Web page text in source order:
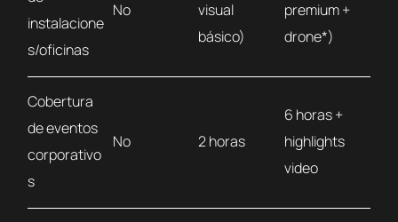
instalacione
s/oficinas
No
visual
básico)
premium +
drone*)
Cobertura
de eventos
corporativo
s
No 2 horas
6 horas +
highlights
video